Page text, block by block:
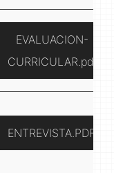
EVALUACION-
CURRICULAR.pdf
ENTREVISTA.PDF